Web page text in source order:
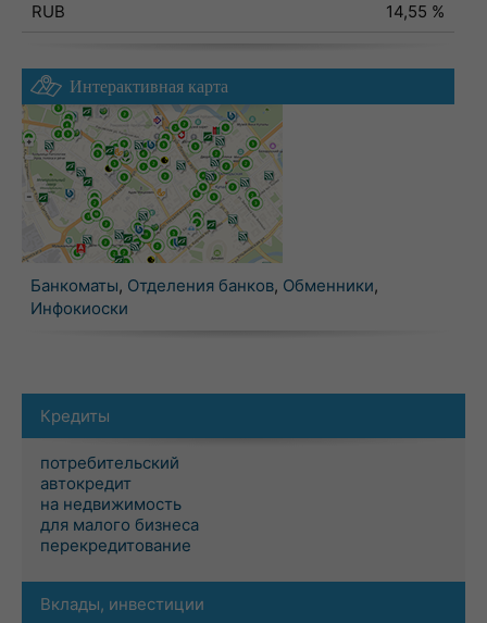
RUB
14,55 %
Интерактивная карта
Банкоматы, Отделения банков, Обменники,
Инфокиоски
Кредиты
потребительский
автокредит
на недвижимость
для малого бизнеса
перекредитование
Вклады, инвестиции